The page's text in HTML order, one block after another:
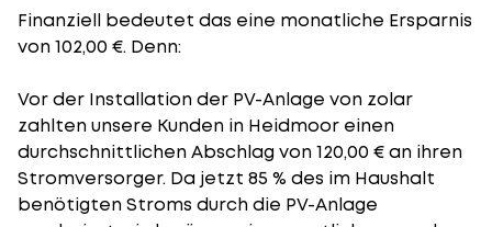
Finanziell bedeutet das eine monatliche Ersparnis
von 102,00 €. Denn:
Vor der Installation der PV-Anlage von zolar
zahlten unsere Kunden in Heidmoor einen
durchschnittlichen Abschlag von 120,00 € an ihren
Stromversorger. Da jetzt 85 % des im Haushalt
benötigten Stroms durch die PV-Anlage